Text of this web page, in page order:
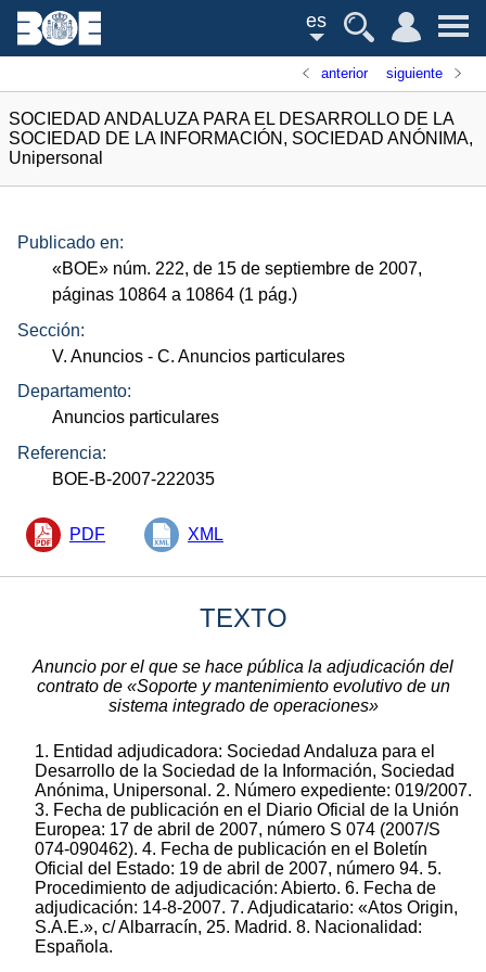
es
anterior siguiente
SOCIEDAD ANDALUZA PARA EL DESARROLLO DE LA
SOCIEDAD DE LA INFORMACIÓN, SOCIEDAD ANÓNIMA,
Unipersonal
Publicado en:
«BOE» núm. 222, de 15 de septiembre de 2007,
páginas 10864 a 10864 (1 pág.)
Sección:
V. Anuncios - C. Anuncios particulares
Departamento:
Anuncios particulares
Referencia:
BOE-B-2007-222035
PDF XML
TEXTO
Anuncio por el que se hace pública la adjudicación del
contrato de «Soporte y mantenimiento evolutivo de un
sistema integrado de operaciones»
1. Entidad adjudicadora: Sociedad Andaluza para el
Desarrollo de la Sociedad de la Información, Sociedad
Anónima, Unipersonal. 2. Número expediente: 019/2007.
3. Fecha de publicación en el Diario Oficial de la Unión
Europea: 17 de abril de 2007, número S 074 (2007/S
074-090462). 4. Fecha de publicación en el Boletín
Oficial del Estado: 19 de abril de 2007, número 94. 5.
Procedimiento de adjudicación: Abierto. 6. Fecha de
adjudicación: 14-8-2007. 7. Adjudicatario: «Atos Origin,
S.A.E.», c/ Albarracín, 25. Madrid. 8. Nacionalidad:
Española.